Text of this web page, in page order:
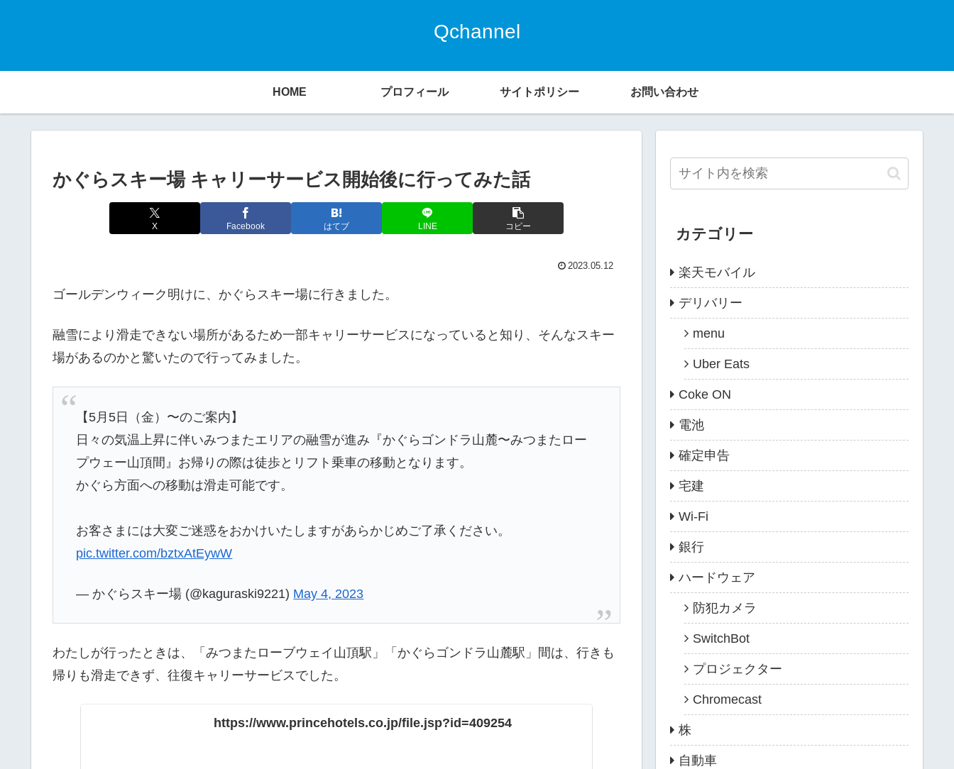
Qchannel
HOME プロフィール サイトポリシー お問い合わせ
かぐらスキー場 キャリーサービス開始後に行ってみた話
X Facebook はてブ LINE コピー
2023.05.12
ゴールデンウィーク明けに、かぐらスキー場に行きました。
融雪により滑走できない場所があるため一部キャリーサービスになっていると知り、そんなスキー
場があるのかと驚いたので行ってみました。
【5月5日（金）〜のご案内】
日々の気温上昇に伴いみつまたエリアの融雪が進み『かぐらゴンドラ山麓〜みつまたロー
プウェー山頂間』お帰りの際は徒歩とリフト乗車の移動となります。
かぐら方面への移動は滑走可能です。
お客さまには大変ご迷惑をおかけいたしますがあらかじめご了承ください。
pic.twitter.com/bztxAtEywW
— かぐらスキー場 (@kaguraski9221) May 4, 2023
わたしが行ったときは、「みつまたローブウェイ山頂駅」「かぐらゴンドラ山麓駅」間は、行きも
帰りも滑走できず、往復キャリーサービスでした。
https://www.princehotels.co.jp/file.jsp?id=409254
カテゴリー
楽天モバイル
デリバリー
menu
Uber Eats
Coke ON
電池
確定申告
宅建
Wi-Fi
銀行
ハードウェア
防犯カメラ
SwitchBot
プロジェクター
Chromecast
株
自動車